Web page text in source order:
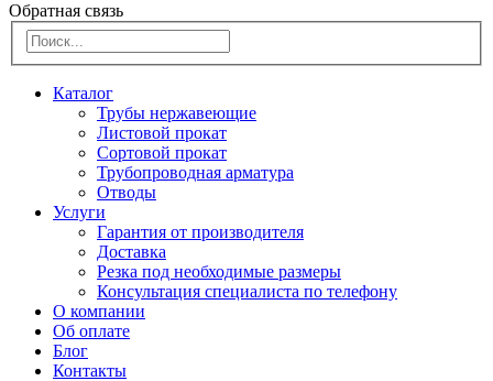
Обратная связь
Каталог
Трубы нержавеющие
Листовой прокат
Сортовой прокат
Трубопроводная арматура
Отводы
Услуги
Гарантия от производителя
Доставка
Резка под необходимые размеры
Консультация специалиста по телефону
О компании
Об оплате
Блог
Контакты